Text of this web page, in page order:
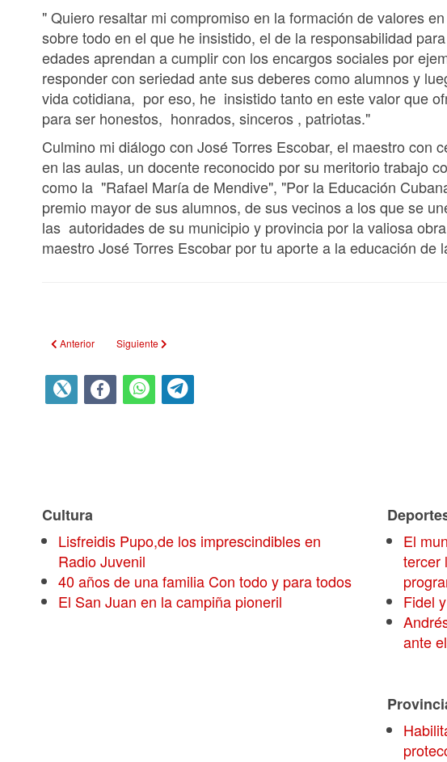
" Quiero resaltar mi compromiso en la formación de valores
sobre todo en el que he insistido, el de la responsabilidad
edades aprendan a cumplir con los encargos sociales por
responder con seriedad ante sus deberes como alumnos y
vida cotidiana, por eso, he insistido tanto en este valor que
para ser honestos, honrados, sinceros , patriotas."
Culmino mi diálogo con José Torres Escobar, el maestro con
en las aulas, un docente reconocido por su meritorio trabajo
como la "Rafael María de Mendive", "Por la Educación
premio mayor de sus alumnos, de sus vecinos a los que se
las autoridades de su municipio y provincia por la valiosa
maestro José Torres Escobar por tu aporte a la educación de
Artículo anterior: Rinden homenaje a Fidel trabajadores de la prensa en Radio Juvenil.
Anterior Artículo siguiente: Volver a Las Guásimas
Siguiente
Cultura
Lisfreidis Pupo,de los imprescindibles en
Radio Juvenil
40 años de una familia Con todo y para todos
El San Juan en la campiña pioneril
El
tercer
Fidel
ante